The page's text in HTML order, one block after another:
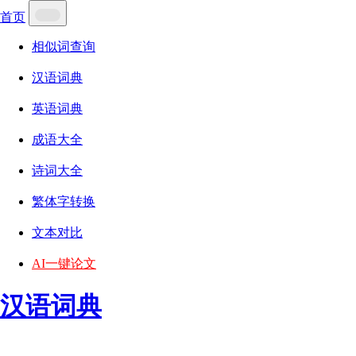
首页
相似词查询
汉语词典
英语词典
成语大全
诗词大全
繁体字转换
文本对比
AI一键论文
汉语词典